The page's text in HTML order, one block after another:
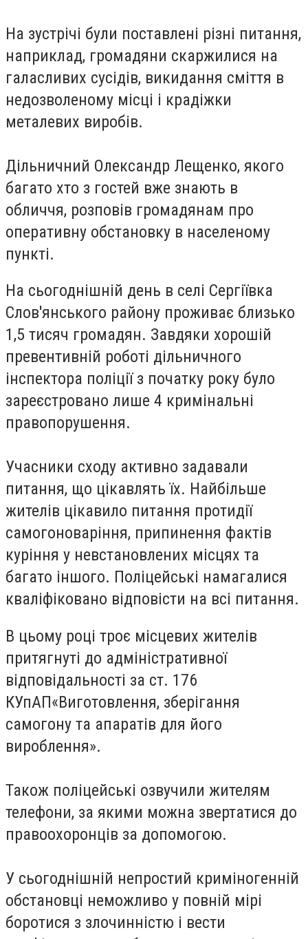
На зустрічі були поставлені різні питання,
наприклад, громадяни скаржилися на
галасливих сусідів, викидання сміття в
недозволеному місці і крадіжки
металевих виробів.
Дільничний Олександр Лещенко, якого
багато хто з гостей вже знають в
обличчя, розповів громадянам про
оперативну обстановку в населеному
пункті.
На сьогоднішній день в селі Сергіївка
Слов'янського району проживає близько
1,5 тисяч громадян. Завдяки хорошій
превентивній роботі дільничного
інспектора поліції з початку року було
зареєстровано лише 4 кримінальні
правопорушення.
Учасники сходу активно задавали
питання, що цікавлять їх. Найбільше
жителів цікавило питання протидії
самогоноваріння, припинення фактів
куріння у невстановлених місцях та
багато іншого. Поліцейські намагалися
кваліфіковано відповісти на всі питання.
В цьому році троє місцевих жителів
притягнуті до адміністративної
відповідальності за ст. 176
КУпАП«Виготовлення, зберігання
самогону та апаратів для його
вироблення».
Також поліцейські озвучили жителям
телефони, за якими можна звертатися до
правоохоронців за допомогою.
У сьогоднішній непростий криміногенній
обстановці неможливо у повній мірі
боротися з злочинністю і вести